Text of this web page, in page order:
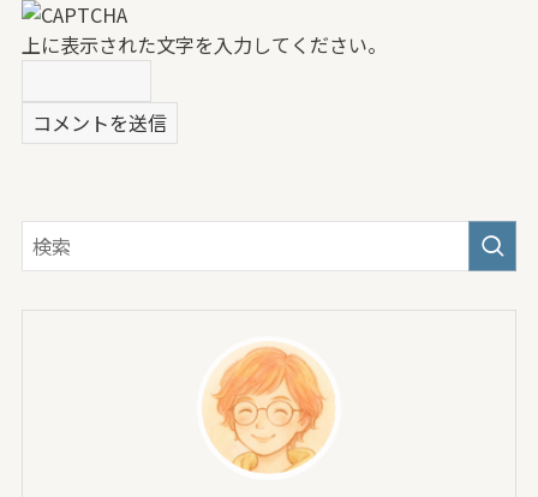
上に表示された文字を入力してください。